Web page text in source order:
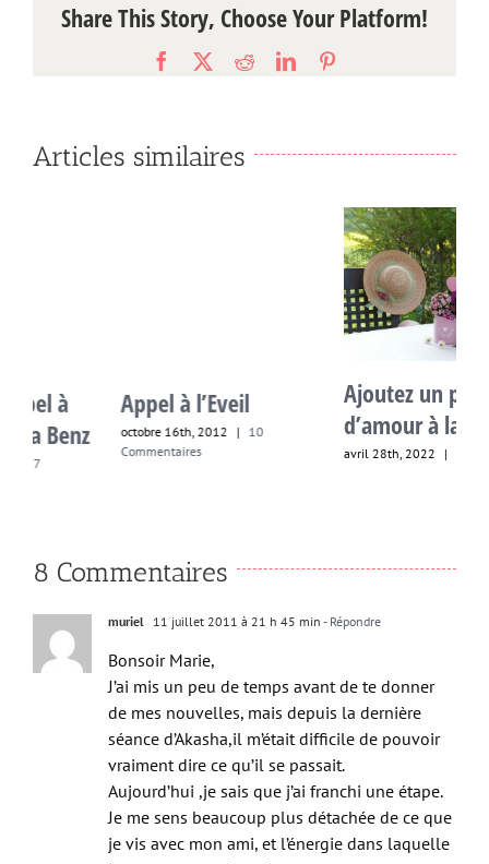
Share This Story, Choose Your Platform!
Facebook RedditLinkedIn
Articles similaires
Appel à l’Eveil
octobre 16th, 2012 | 10
Ajoutez un peu plus
d’amour à la vie
avril 28th, 2022 | 0 commentaire
J’ai mis un peu de temps avant de te donner
de mes nouvelles, mais depuis la dernière
séance d’Akasha,il m’était difficile de pouvoir
vraiment dire ce qu’il se passait.
Aujourd’hui ,je sais que j’ai franchi une étape.
Je me sens beaucoup plus détachée de ce que
je vis avec mon ami, et l’énergie dans laquelle
je me trouve a changé.